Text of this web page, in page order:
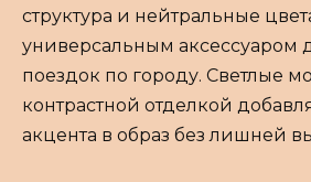
структура и нейтральные
универсальным аксессуаром
поездок по городу. Светлые
контрастной отделкой
акцента в образ без лишней